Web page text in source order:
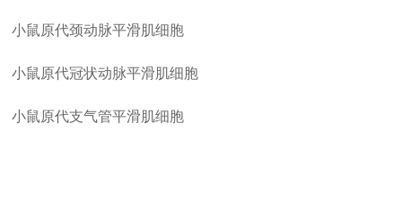
小鼠原代颈动脉平滑肌细胞
小鼠原代冠状动脉平滑肌细胞
小鼠原代支气管平滑肌细胞